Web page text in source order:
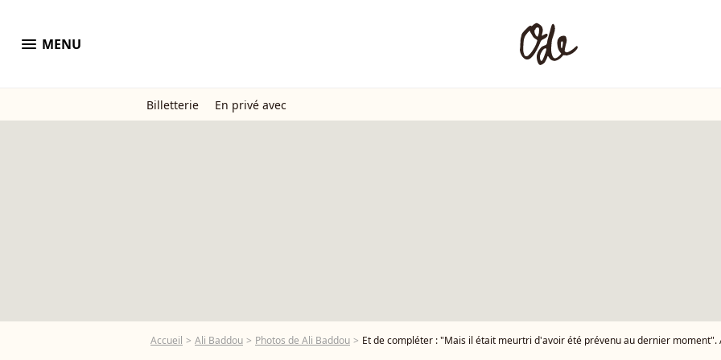
menu MENU
Billetterie En privé avec
Accueil Ali Baddou Photos de Ali Baddou Et de compléter : "Mais il était meurtri d'avoir été prévenu au dernier moment". Ali Baddou au photocall pour la conférence de presse de rentrée de France TV à la